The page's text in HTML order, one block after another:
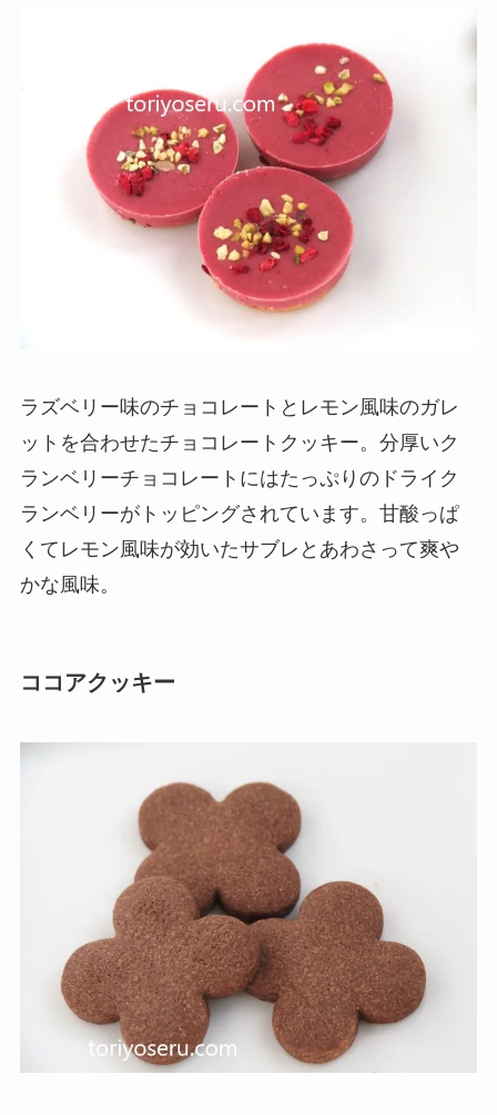
ラズベリー味のチョコレートとレモン風味のガレ
ットを合わせたチョコレートクッキー。分厚いク
ランベリーチョコレートにはたっぷりのドライク
ランベリーがトッピングされています。甘酸っぱ
くてレモン風味が効いたサブレとあわさって爽や
かな風味。
ココアクッキー